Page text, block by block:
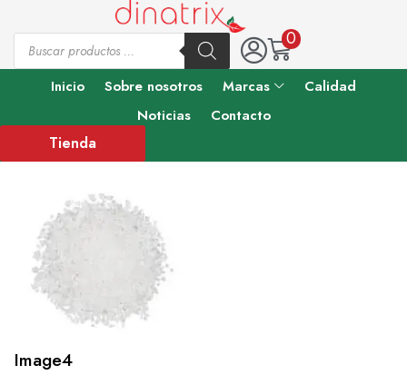
0
Inicio Sobre nosotros Marcas
Calidad
Noticias
Contacto
Tienda
Image4